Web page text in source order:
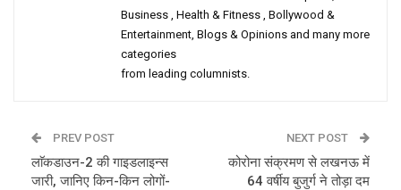
Business , Health & Fitness , Bollywood &
Entertainment, Blogs & Opinions and many more
categories
from leading columnists.
PREV POST
लाॅकडाउन-2 की गाइडलाइन्स
जारी, जानिए किन-किन लोगों-
NEXT POST
कोरोना संक्रमण से लखनऊ में
64 वर्षीय बुजुर्ग ने तोड़ा दम